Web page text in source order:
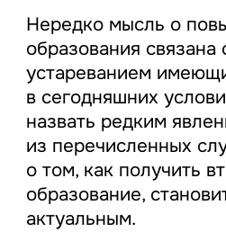
Нередко мысль о
образования
устареванием
в сегодняшних
назвать редким
из перечисленных
о том, как получить
образование,
актуальным.